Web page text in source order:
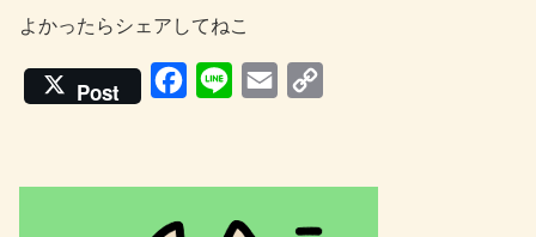
よかったらシェアしてねこ
Post
e
e
i
y